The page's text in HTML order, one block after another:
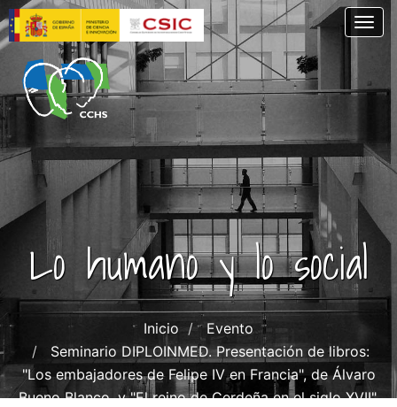
Pasar
al
contenido
principal
Lo humano y lo social
Inicio
Evento
Seminario DIPLOINMED. Presentación de libros:
"Los embajadores de Felipe IV en Francia", de Álvaro
Bueno Blanco, y "El reino de Cerdeña en el siglo XVII",